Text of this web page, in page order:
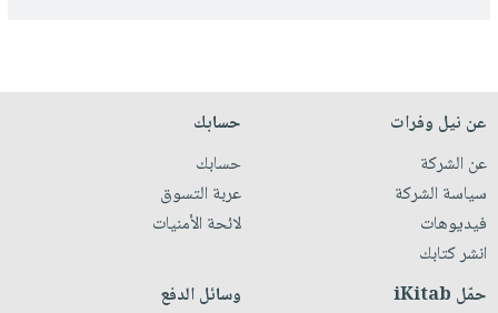
عن نيل وفرات
عن الشركة
سياسة الشركة
فيديوهات
انشر كتابك
حسابك
حسابك
عربة التسوق
لائحة الأمنيات
حمّل iKitab وسائل الدفع